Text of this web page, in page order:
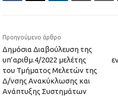
Προηγούμενο άρθρο
Δημόσια Διαβούλευση της
υπ’αριθμ.4/2022 μελέτης
του Τμήματος Μελετών της
Δ/νσης Ανακύκλωσης και
Ανάπτυξης Συστημάτων